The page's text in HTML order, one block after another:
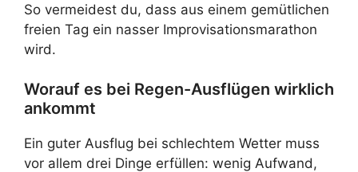
So vermeidest du, dass aus einem gemütlichen
freien Tag ein nasser Improvisationsmarathon
wird.
Worauf es bei Regen-Ausflügen wirklich
ankommt
Ein guter Ausflug bei schlechtem Wetter muss
vor allem drei Dinge erfüllen: wenig Aufwand,